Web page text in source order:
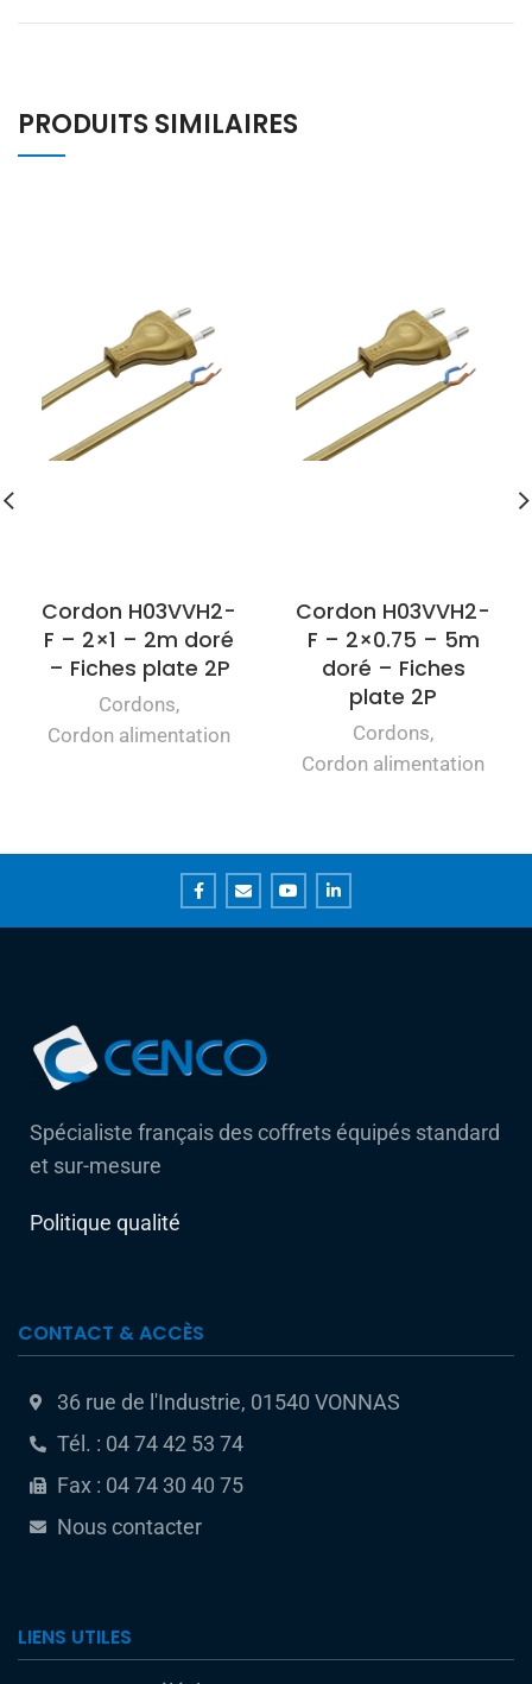
PRODUITS SIMILAIRES
Cordon H03VVH2-
F – 2×1 – 2m doré
– Fiches plate 2P
Cordons,
Cordon alimentation
Cordon H03VVH2-
F – 2×0.75 – 5m
doré – Fiches
plate 2P
Cordons,
Cordon alimentation
Spécialiste français des coffrets équipés standard
et sur-mesure
Politique qualité
CONTACT & ACCÈS
36 rue de l'Industrie, 01540 VONNAS
Tél. : 04 74 42 53 74
Fax : 04 74 30 40 75
Nous contacter
LIENS UTILES